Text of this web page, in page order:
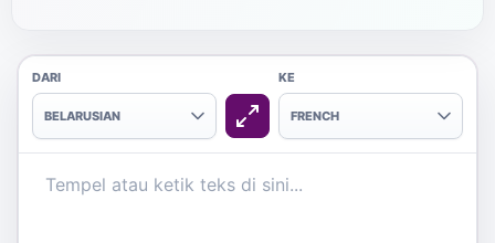
DARI
BELARUSIAN
KE
FRENCH